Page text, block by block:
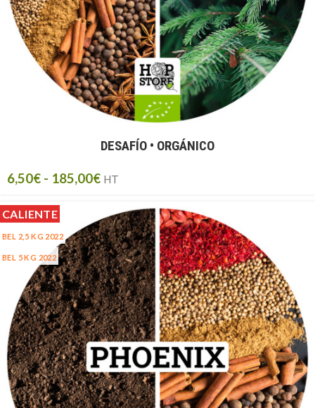
DESAFÍO • ORGÁNICO
6,50€ - 185,00€ HT
CALIENTE
BEL 2,5 KG 2022
BEL 5 KG 2022